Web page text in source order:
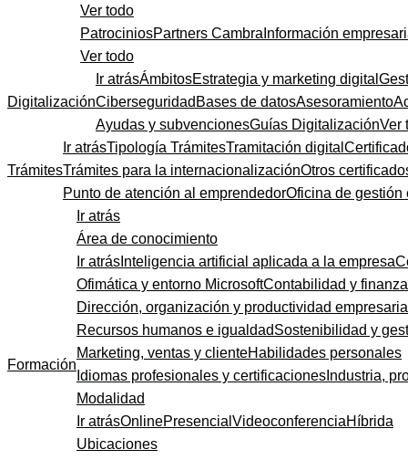
Ver todo
PatrociniosPartners Cambra Información
Ver todo
Digitalización
Ir atrásÁmbitosEstrategia y marketing digital
Ciberseguridad Bases de datosAsesoramiento
Ayudas y subvencionesGuías DigitalizaciónVer
Trámites
Ir atrásTipología TrámitesTramitación digital
Trámites para la internacionalizaciónOtros
Punto de atención al emprendedorOficina de gestión
Formación
Ir atrás
Área de conocimiento
Ir atrás Inteligencia artificial aplicada a la empresa
Ofimática y entorno MicrosoftContabilidad y
Dirección, organización y productividad
Recursos humanos e igualdadSostenibilidad y
Marketing, ventas y clienteHabilidades personales
Idiomas profesionales y certificaciones Industria,
Modalidad
Ir atrásOnlinePresencial VideoconferenciaHíbrida
Ubicaciones